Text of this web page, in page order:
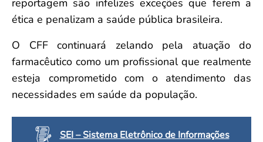
ética e penalizam a saúde pública brasileira.
O CFF continuará zelando pela atuação do
farmacêutico como um profissional que realmente
esteja comprometido com o atendimento das
necessidades em saúde da população.
SEI – Sistema Eletrônico de Informações